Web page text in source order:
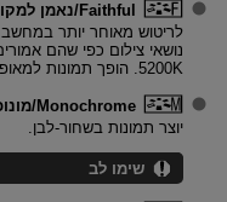
Faithful/נאמן למקור
לריטוש מאוחר יותר
נושאי צילום כפי שהם
5200K. הופך תמונות למאופקות ועם ניגודיות נמוכה יותר.
Monochrome/מונוכרום
יוצר תמונות בשחור-לבן.
שימו לב